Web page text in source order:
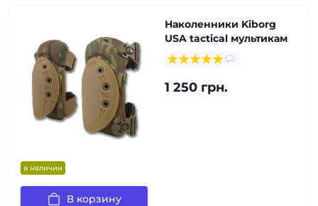
в наличии
Наколенники Kiborg
USA tactical мультикам
1 250 грн.
В корзину